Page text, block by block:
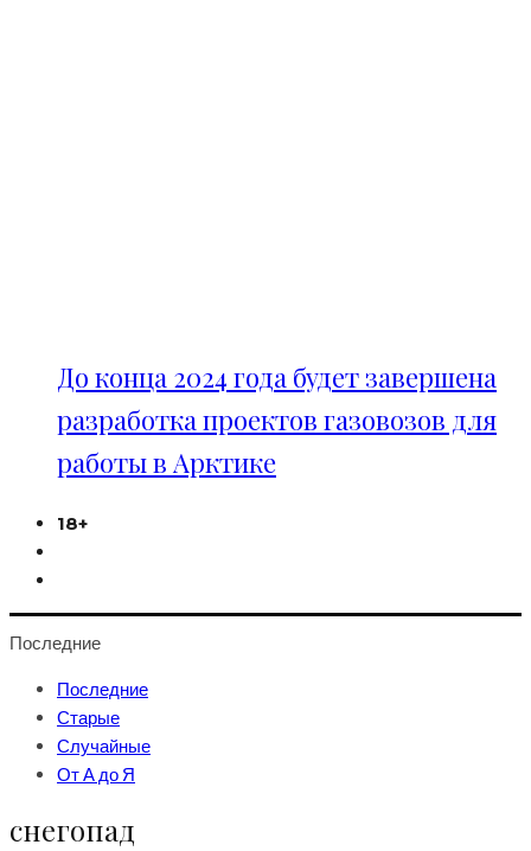
До конца 2024 года будет завершена
разработка проектов газовозов для
работы в Арктике
18+
Последние
Последние
Старые
Случайные
От А до Я
снегопад